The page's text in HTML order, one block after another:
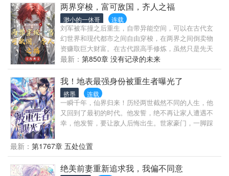
两界穿梭，富可敌国，齐人之福
渺小的一休哥 连载
刘军被车撞之后重生，自带异能空间，可以在古代玄
幻世界和现代都市之间自由穿梭，在两界之间倒卖物
资赚取巨大财富。在古代跟高手修炼，虽然只是先天
一重的功力。回到现代都市却是天下无敌。无数蝴蝶
蜂拥而至，享尽齐人之福。
最新： 第850章 没有记录的未来
我！地表最强身份被重生者曝光了
挤墨 连载
一瞬千年，仙界归来！历经两世截然不同的人生，他
又回到了最初的时代。他发誓，绝不再让家人遭遇不
幸，他发誓，要让敌人后悔出生。世家豪门，一脚踩
医术？我练一颗灵丹，就可百病不生，要什么医术！
武功？本仙帝修的是道法仙术。
最新： 第1767章 五处位置
绝美前妻重新追求我，我偏不同意